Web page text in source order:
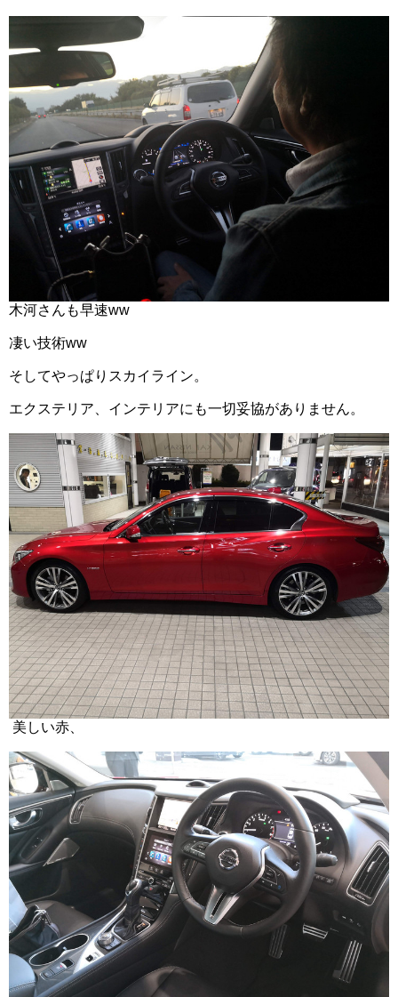
木河さんも早速ww
凄い技術ww
そしてやっぱりスカイライン。
エクステリア、インテリアにも一切妥協がありません。
美しい赤、